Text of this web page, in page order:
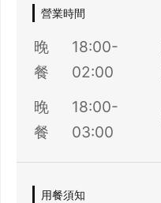
營業時間
晚
餐
18:00-
02:00
晚
餐
18:00-
03:00
用餐須知